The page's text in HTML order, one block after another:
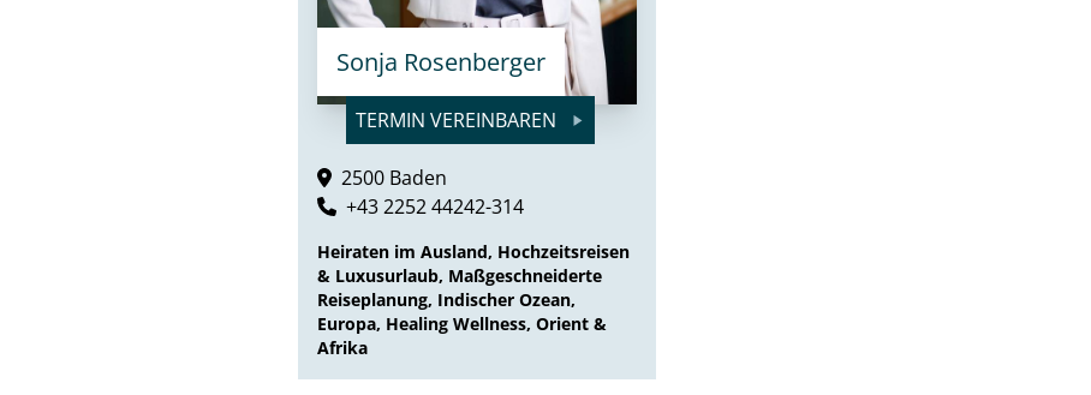
Sonja Rosenberger
TERMIN VEREINBAREN
2500 Baden
+43 2252 44242-314
Heiraten im Ausland, Hochzeitsreisen
& Luxusurlaub, Maßgeschneiderte
Reiseplanung, Indischer Ozean,
Europa, Healing Wellness, Orient &
Afrika